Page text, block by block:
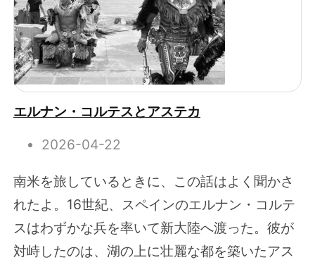
エルナン・コルテスとアステカ
2026-04-22
南米を旅しているときに、この話はよく聞かさ
れたよ。16世紀、スペインのエルナン・コルテ
スはわずかな兵を率いて新大陸へ渡った。彼が
対峙したのは、湖の上に壮麗な都を築いたアス